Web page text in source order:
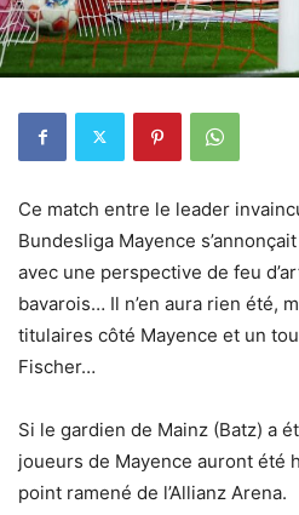
Ce match entre le leader
Bundesliga Mayence
avec une perspective de feu
bavarois… Il n’en aura rien été,
titulaires côté Mayence et un
Fischer…
Si le gardien de Mainz (Batz) a
joueurs de Mayence auront été
point ramené de l’Allianz Arena.